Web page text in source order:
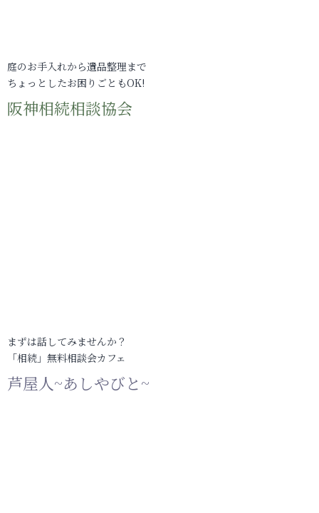
庭のお手入れから遺品整理まで
ちょっとしたお困りごともOK!
阪神相続相談協会
まずは話してみませんか？
「相続」無料相談会カフェ
芦屋人~あしやびと~